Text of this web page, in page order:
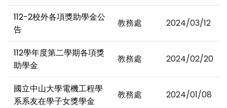
112-2校外各項獎助學金公
告
教務處 2024/03/12
112學年度第二學期各項獎
助學金
教務處 2024/02/20
國立中山大學電機工程學
系系友在學子女獎學金
教務處 2024/01/08